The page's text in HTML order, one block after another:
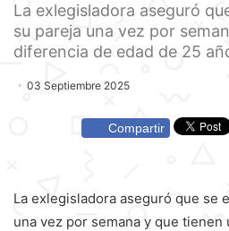
La exlegisladora aseguró
su pareja una vez por
diferencia de edad de 25
03 Septiembre 2025
Compartir
La exlegisladora aseguró que se
una vez por semana y que